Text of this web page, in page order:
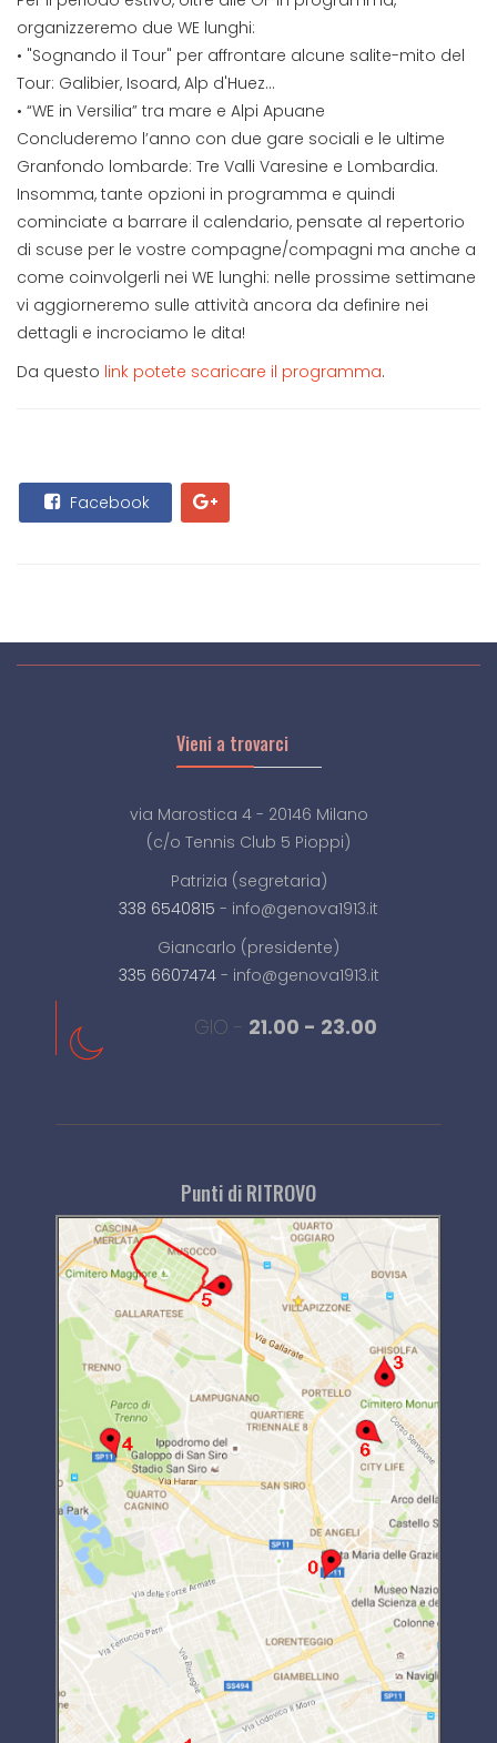
organizzeremo due WE lunghi:
• "Sognando il Tour" per affrontare alcune salite-mito del
Tour: Galibier, Isoard, Alp d'Huez…
• “WE in Versilia” tra mare e Alpi Apuane
Concluderemo l’anno con due gare sociali e le ultime
Granfondo lombarde: Tre Valli Varesine e Lombardia.
Insomma, tante opzioni in programma e quindi
cominciate a barrare il calendario, pensate al repertorio
di scuse per le vostre compagne/compagni ma anche a
come coinvolgerli nei WE lunghi: nelle prossime settimane
vi aggiorneremo sulle attività ancora da definire nei
dettagli e incrociamo le dita!
Da questo link potete scaricare il programma.
Facebook
Vieni a trovarci
via Marostica 4 - 20146 Milano
(c/o Tennis Club 5 Pioppi)
Patrizia (segretaria)
338 6540815 - info@genova1913.it
Giancarlo (presidente)
335 6607474- info@genova1913.it
GIO - 21.00 - 23.00
Punti di RITROVO